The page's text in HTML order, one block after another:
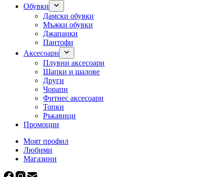
Обувки
Дамски обувки
Мъжки обувки
Джапанки
Пантофи
Аксесоари
Плувни аксесоари
Шапки и шалове
Други
Чорапи
Фитнес аксесоари
Топки
Ръкавици
Промоции
Моят профил
Любими
Магазини